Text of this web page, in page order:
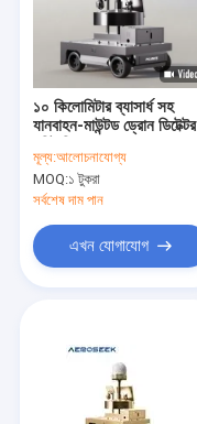
পণ্য
আমাদের সম্বন্ধে
১০ কিলোমিটার ব্যাসার্ধ সহ
যানবাহন-মাউন্টড ড্রোন ডিটেক্টর
মূল্য:আলোচনাযোগ্য
MOQ:১ টুকরা
সর্বশেষ দাম পান
এখন যোগাযোগ